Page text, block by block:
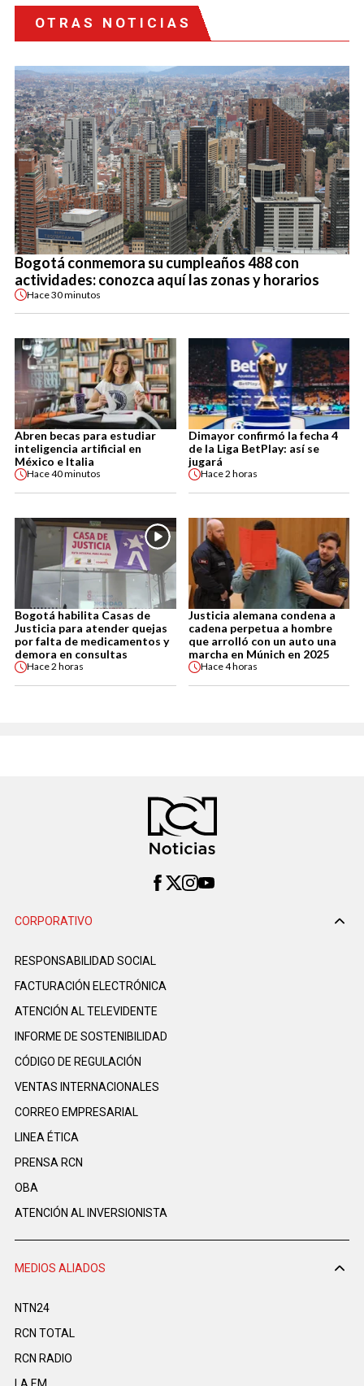
OTRAS NOTICIAS
Bogotá conmemora su cumpleaños 488 con
actividades: conozca aquí las zonas y horarios
Hace30 minutos
Abren becas para estudiar
inteligencia artificial en
México e Italia
Hace40 minutos
Dimayor confirmó la fecha 4
de la Liga BetPlay: así se
jugará
Hace2 horas
Bogotá habilita Casas de
Justicia para atender quejas
por falta de medicamentos y
demora en consultas
Hace2 horas
Justicia alemana condena a
cadena perpetua a hombre
que arrolló con un auto una
marcha en Múnich en 2025
Hace4 horas
CORPORATIVO
RESPONSABILIDAD SOCIAL
FACTURACIÓN ELECTRÓNICA
ATENCIÓN AL TELEVIDENTE
INFORME DE SOSTENIBILIDAD
CÓDIGO DE REGULACIÓN
VENTAS INTERNACIONALES
CORREO EMPRESARIAL
LINEA ÉTICA
PRENSA RCN
OBA
ATENCIÓN AL INVERSIONISTA
MEDIOS ALIADOS
NTN24
RCN TOTAL
RCN RADIO